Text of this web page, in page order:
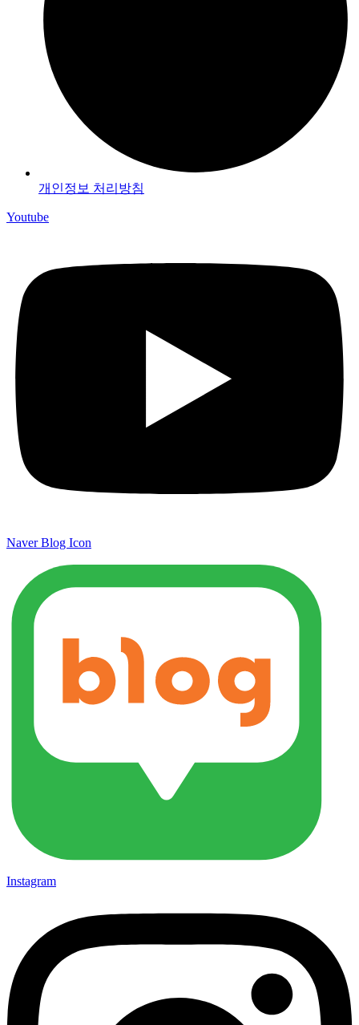
개인정보 처리방침
Youtube
Naver Blog Icon
Instagram